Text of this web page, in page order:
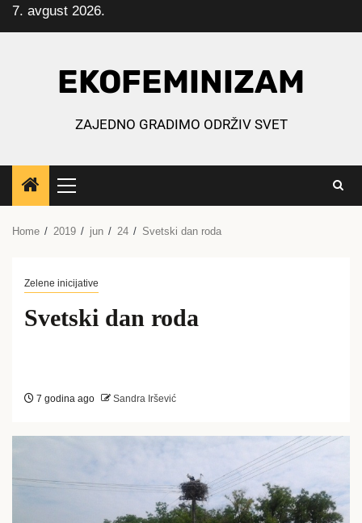
Skip
to
7. avgust 2026.
EKOFEMINIZAM
ZAJEDNO GRADIMO ODRŽIV SVET
Primary
Menu
Home 2019 jun 24 Svetski dan roda
Zelene inicijative
Svetski dan roda
7 godina ago Sandra Iršević